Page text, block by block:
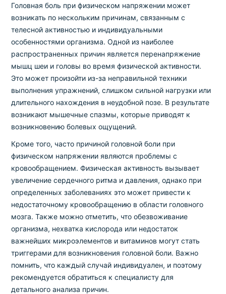
Головная боль при физическом напряжении может
возникать по нескольким причинам, связанным с
телесной активностью и индивидуальными
особенностями организма. Одной из наиболее
распространенных причин является перенапряжение
мышц шеи и головы во время физической активности.
Это может произойти из-за неправильной техники
выполнения упражнений, слишком сильной нагрузки или
длительного нахождения в неудобной позе. В результате
возникают мышечные спазмы, которые приводят к
возникновению болевых ощущений.
Кроме того, часто причиной головной боли при
физическом напряжении являются проблемы с
кровообращением. Физическая активность вызывает
увеличение сердечного ритма и давления, однако при
определенных заболеваниях это может привести к
недостаточному кровообращению в области головного
мозга. Также можно отметить, что обезвоживание
организма, нехватка кислорода или недостаток
важнейших микроэлементов и витаминов могут стать
триггерами для возникновения головной боли. Важно
помнить, что каждый случай индивидуален, и поэтому
рекомендуется обратиться к специалисту для
детального анализа причин.